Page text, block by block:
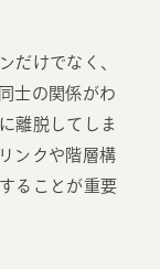
だけでなく、
士の関係がわ
離脱してしま
ンクや階層構
ることが重要